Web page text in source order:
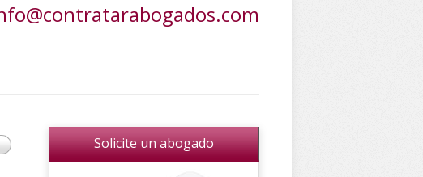
Solicite un abogado